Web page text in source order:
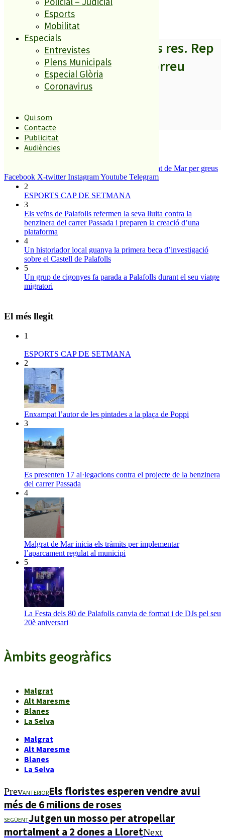
Esports
Mobilitat
Especials
Entrevistes
Plens Municipals
Especial Glòria
Coronavirus
Qui som
Contacte
Publicitat
Audiències
Facebook X-twitter InstagramYoutube Telegram
A partir d’ara no et perdis res. Rep
els titulars al teu correu
SUBSCRIURE’M
És tendència ara
Tanquen un local de menjar ràpid a Malgrat de Mar per greus
deficiències sanitàries
2
ESPORTS CAP DE SETMANA
3
Els veïns de Palafolls refermen la seva lluita contra la
benzinera del carrer Passada i preparen la creació d’una
plataforma
4
Un historiador local guanya la primera beca d’investigació
sobre el Castell de Palafolls
5
Un grup de cigonyes fa parada a Palafolls durant el seu viatge
migratori
El més llegit
1
ESPORTS CAP DE SETMANA
2
Enxampat l’autor de les pintades a la plaça de Poppi
3
Es presenten 17 al·legacions contra el projecte de la benzinera
del carrer Passada
4
Malgrat de Mar inicia els tràmits per implementar
l’aparcament regulat al municipi
5
La Festa dels 80 de Palafolls canvia de format i de DJs pel seu
20è aniversari
Àmbits geogràfics
Malgrat
Alt Maresme
Blanes
La Selva
Malgrat
Alt Maresme
Blanes
La Selva
PrevANTERIOREls floristes esperen vendre avui
més de 6 milions de roses
SEGÜENTJutgen un mosso per atropellar
mortalment a 2 dones a LloretNext